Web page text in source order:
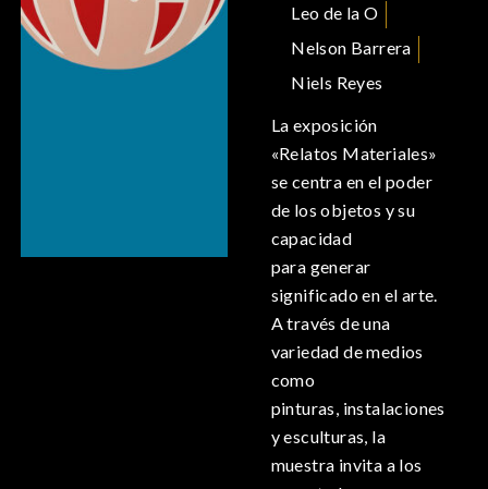
Leo de la O
Nelson Barrera
Niels Reyes
La exposición
«Relatos Materiales»
se centra en el poder
de los objetos y su
capacidad
para generar
significado en el arte.
A través de una
variedad de medios
como
pinturas, instalaciones
y esculturas, la
muestra invita a los